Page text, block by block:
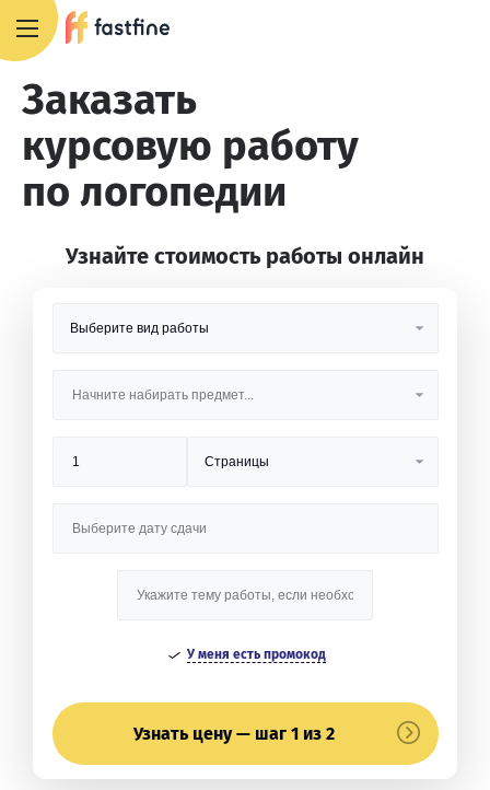
Заказать
курсовую работу
по логопедии
Узнайте стоимость работы онлайн
У меня есть промокод
Узнать цену — шаг 1 из 2